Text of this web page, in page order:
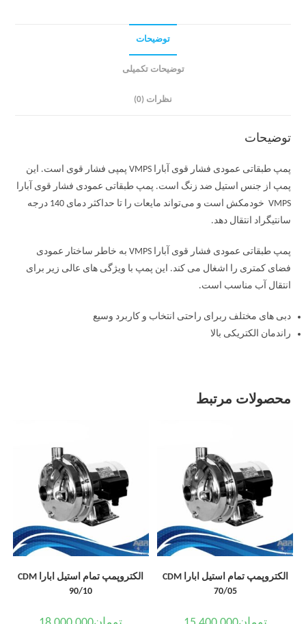
توضیحات
توضیحات تکمیلی
نظرات (0)
توضیحات
پمپ طبقاتی عمودی فشار قوی آبارا VMPS پمپی فشار قوی است. این
پمپ از جنس استیل ضد زنگ است. پمپ طبقاتی عمودی فشار قوی آبارا
VMPS خودمکش است و می‌تواند مایعات را تا حداکثر دمای 140 درجه
سانتیگراد انتقال دهد.
پمپ طبقاتی عمودی فشار قوی آبارا VMPS به خاطر ساختار عمودی
فضای کمتری را اشغال می کند. این پمپ با ویژگی های عالی زیر برای
انتقال آب مناسب است.
دبی های مختلف ربرای راحتی انتخاب و کاربرد وسیع
راندمان الکتریکی بالا
محصولات مرتبط
الکتروپمپ تمام استیل ابارا CDM
70/05
الکتروپمپ تمام استیل ابارا CDM
90/10